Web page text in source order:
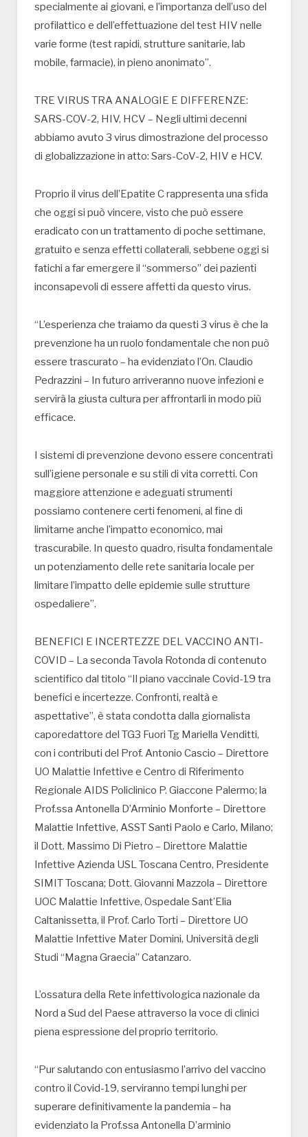
specialmente ai giovani, e l’importanza dell’uso del
profilattico e dell’effettuazione del test HIV nelle
varie forme (test rapidi, strutture sanitarie, lab
mobile, farmacie), in pieno anonimato”.
TRE VIRUS TRA ANALOGIE E DIFFERENZE:
SARS-COV-2, HIV, HCV – Negli ultimi decenni
abbiamo avuto 3 virus dimostrazione del processo
di globalizzazione in atto: Sars-CoV-2, HIV e HCV.
Proprio il virus dell’Epatite C rappresenta una sfida
che oggi si può vincere, visto che può essere
eradicato con un trattamento di poche settimane,
gratuito e senza effetti collaterali, sebbene oggi si
fatichi a far emergere il “sommerso” dei pazienti
inconsapevoli di essere affetti da questo virus.
“L’esperienza che traiamo da questi 3 virus è che la
prevenzione ha un ruolo fondamentale che non può
essere trascurato – ha evidenziato l’On. Claudio
Pedrazzini – In futuro arriveranno nuove infezioni e
servirà la giusta cultura per affrontarli in modo più
efficace.
I sistemi di prevenzione devono essere concentrati
sull’igiene personale e su stili di vita corretti. Con
maggiore attenzione e adeguati strumenti
possiamo contenere certi fenomeni, al fine di
limitarne anche l’impatto economico, mai
trascurabile. In questo quadro, risulta fondamentale
un potenziamento delle rete sanitaria locale per
limitare l’impatto delle epidemie sulle strutture
ospedaliere”.
BENEFICI E INCERTEZZE DEL VACCINO ANTI-
COVID – La seconda Tavola Rotonda di contenuto
scientifico dal titolo “Il piano vaccinale Covid-19 tra
benefici e incertezze. Confronti, realtà e
aspettative”, è stata condotta dalla giornalista
caporedattore del TG3 Fuori Tg Mariella Venditti,
con i contributi del Prof. Antonio Cascio – Direttore
UO Malattie Infettive e Centro di Riferimento
Regionale AIDS Policlinico P. Giaccone Palermo; la
Prof.ssa Antonella D’Arminio Monforte – Direttore
Malattie Infettive, ASST Santi Paolo e Carlo, Milano;
il Dott. Massimo Di Pietro – Direttore Malattie
Infettive Azienda USL Toscana Centro, Presidente
SIMIT Toscana; Dott. Giovanni Mazzola – Direttore
UOC Malattie Infettive, Ospedale Sant’Elia
Caltanissetta, il Prof. Carlo Torti – Direttore UO
Malattie Infettive Mater Domini, Università degli
Studi “Magna Graecia” Catanzaro.
L’ossatura della Rete infettivologica nazionale da
Nord a Sud del Paese attraverso la voce di clinici
piena espressione del proprio territorio.
“Pur salutando con entusiasmo l’arrivo del vaccino
contro il Covid-19, serviranno tempi lunghi per
superare definitivamente la pandemia – ha
evidenziato la Prof.ssa Antonella D’arminio